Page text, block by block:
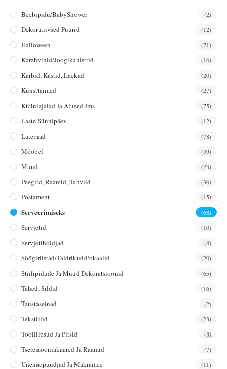
Beebipidu/BabyShower (2)
Dekoratiivsed Puurid (12)
Halloween (71)
Karahvinid/joogikanistrid (16)
Karbid, Kastid, Laekad (20)
Kunsttaimed (27)
Küünlajalad Ja Alused Jms (75)
Laste Sünnipäev (12)
Laternad (78)
Mööbel (39)
Muud (23)
Peeglid, Raamid, Tahvlid (36)
Postament (15)
Serveerimiseks (68)
Servjetid (10)
Servjetihoidjad (8)
Söögiriistad/taldrikud/pokaalid (20)
Stiilipidude Ja Muud Dekoratsioonid (65)
Tähed, Sildid (16)
Taustaseinad (2)
Tekstiilid (23)
Toolilipsud Ja Pitsid (8)
Tseremooniakaared Ja Raamid (7)
Unenäopüüdjad Ja Makramee (11)